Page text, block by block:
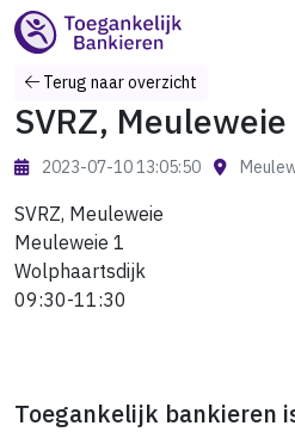
Terug naar overzicht
SVRZ, Meuleweie
2023-07-10 13:05:50
SVRZ, Meuleweie
Meuleweie 1
Wolphaartsdijk
09:30-11:30
Toegankelijk bankieren